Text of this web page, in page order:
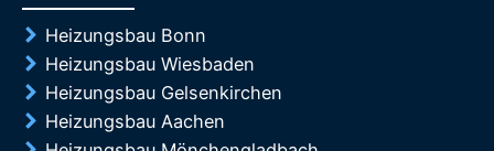
Heizungsbau Bonn
Heizungsbau Wiesbaden
Heizungsbau Gelsenkirchen
Heizungsbau Aachen